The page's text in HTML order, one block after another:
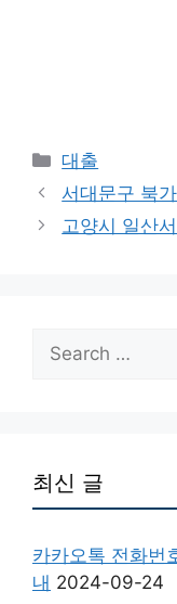
Categories
대출
서대문구 북
고양시 일산
Search
for:
최신 글
카카오톡 전화번
내 2024-09-24